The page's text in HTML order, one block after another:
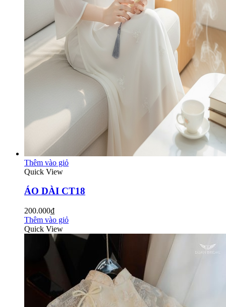
Thêm vào giỏ
Quick View
ÁO DÀI CT18
200.000₫
Thêm vào giỏ
Quick View